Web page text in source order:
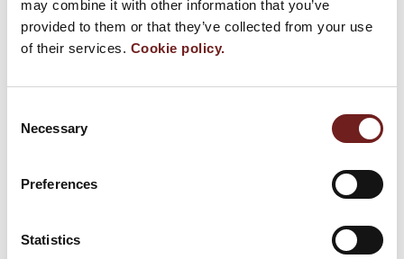
may combine it with other information that you’ve
provided to them or that they’ve collected from your use
of their services. Cookie policy.
Selection
Necessary
Preferences
Statistics
Presentazione della XIV edizione del Festival